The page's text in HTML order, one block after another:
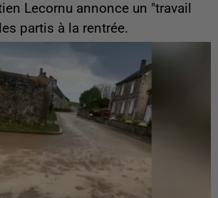
Lecornu annonce un "travail
partis à la rentrée.